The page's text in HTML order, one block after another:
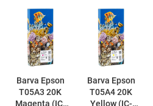
Barva Epson
T05A3 20K
Magenta (IC-
Barva Epson
T05A4 20K
Yellow (IC-